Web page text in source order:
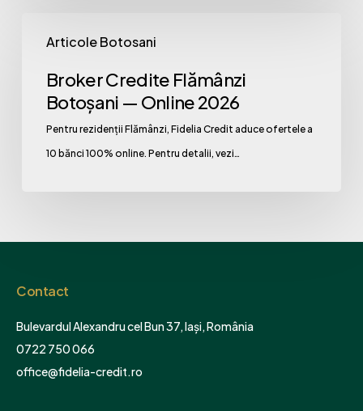
Articole Botosani
Credite
Flămânzi
Botoșani
Online
Broker Credite Flămânzi
Botoșani — Online 2026
Pentru rezidenții Flămânzi, Fidelia Credit aduce ofertele a
10 bănci 100% online. Pentru detalii, vezi…
Contact
Bulevardul Alexandru cel Bun 37, Iași, România
0722 750 066
office@fidelia-credit.ro